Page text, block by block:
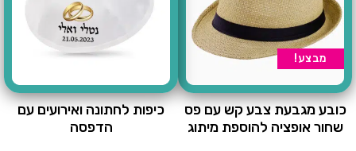
מבצע!
כובע מגבעת צבע קש עם פס
שחור אופציה להוספת מיתוג
כיפות לחתונה ואירועים עם
הדפסה